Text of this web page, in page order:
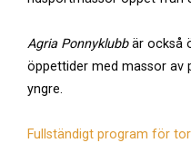
Agria Ponnyklubbär också
öppettider med massor av
yngre.
Fullständigt program för